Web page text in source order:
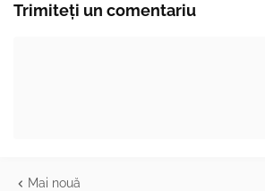
Trimiteți un comentariu
Mai nouă